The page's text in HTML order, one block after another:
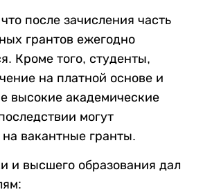
после зачисления часть
грантов ежегодно
Кроме того, студенты,
на платной основе и
высокие академические
могут
на вакантные гранты.
и высшего образования дал